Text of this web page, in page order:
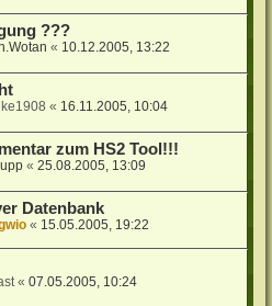
???
« 10.12.2005, 13:22
« 16.11.2005, 10:04
zum HS2 Tool!!!
«25.08.2005, 13:09
Datenbank
« 15.05.2005, 19:22
«07.05.2005, 10:24